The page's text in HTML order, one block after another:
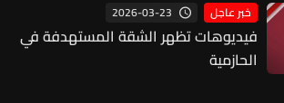
خبر عاجل 2026-03-23
فيديوهات تظهر الشقة المستهدفة في
الحازمية